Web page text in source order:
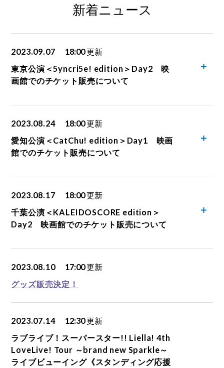
新着ニュース
2023.09.07 18:00更新
東京公演＜5yncri5e! edition＞Day2 映
画館でのチケット販売について
2023.08.24 18:00更新
愛知公演＜CatChu! edition＞Day1 映画
館でのチケット販売について
2023.08.17 18:00更新
千葉公演＜KALEIDOSCORE edition＞
Day2 映画館でのチケット販売について
2023.08.10 17:00更新
グッズ販売決定！
2023.07.14 12:30更新
ラブライブ！スーパースター!! Liella! 4th
LoveLive! Tour ～brand new Sparkle～
ライブビューイング《スタンディング応援